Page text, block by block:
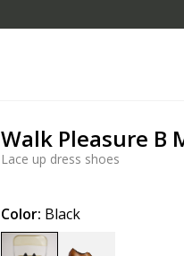
Walk Pleasure B
Lace up dress shoes
Color: Black